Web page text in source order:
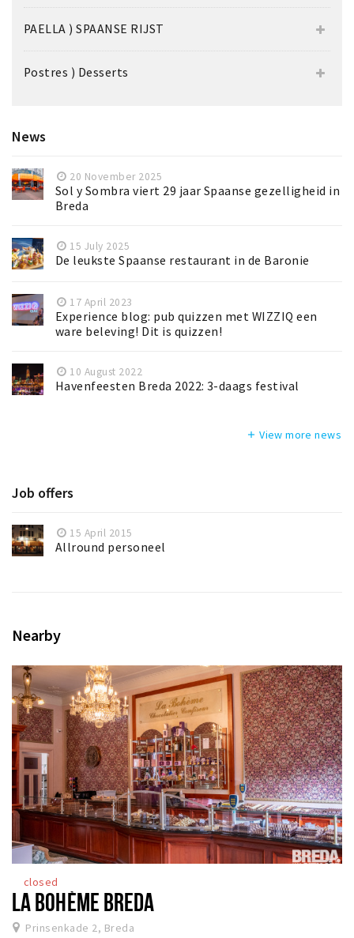
PAELLA ) SPAANSE RIJST
Postres ) Desserts
News
20 November 2025
Sol y Sombra viert 29 jaar Spaanse gezelligheid in
Breda
15 July 2025
De leukste Spaanse restaurant in de Baronie
17 April 2023
Experience blog: pub quizzen met WIZZIQ een
ware beleving! Dit is quizzen!
10 August 2022
Havenfeesten Breda 2022: 3-daags festival
add View more news
Job offers
15 April 2015
Allround personeel
Nearby
closed
LA BOHÈME BREDA
Prinsenkade 2, Breda